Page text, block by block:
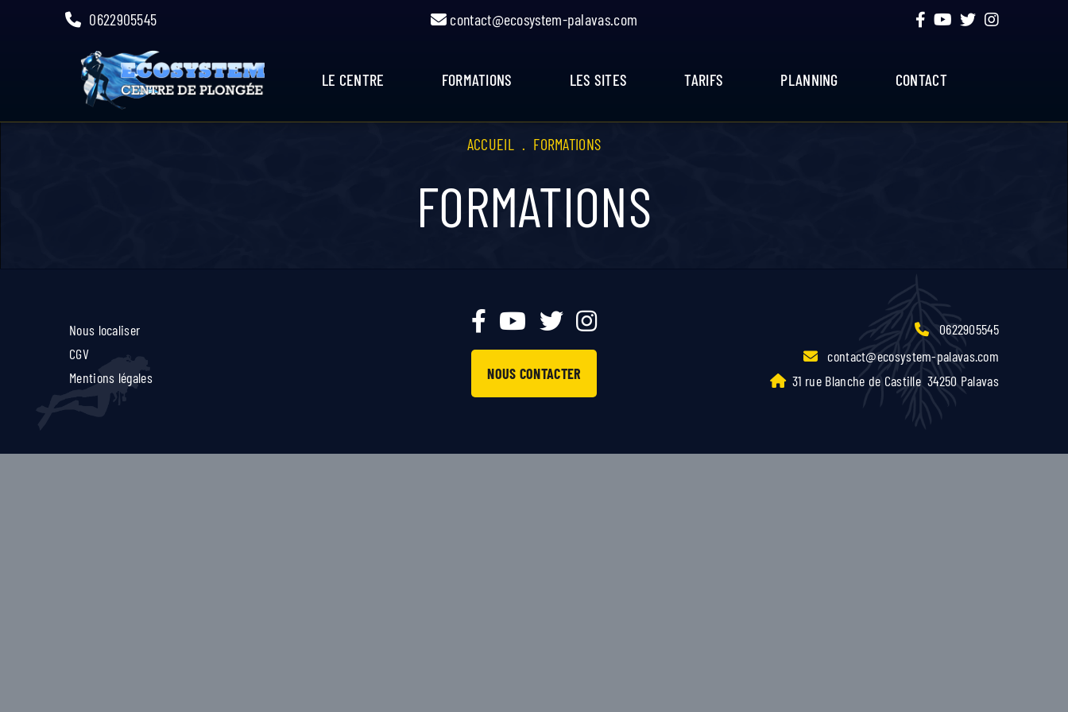
0622905545 contact@ecosystem-palavas.com
LE CENTRE FORMATIONS LES SITES TARIFS PLANNING CONTACT
ACCUEIL . FORMATIONS
FORMATIONS
Nous localiser
CGV
Mentions légales
NOUS CONTACTER
0622905545
contact@ecosystem-palavas.com
31 rue Blanche de Castille 34250 Palavas